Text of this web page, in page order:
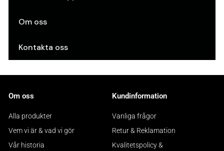
Om oss
Kontakta oss
Om oss
Alla produkter
Vem vi är & vad vi gör
Vår historia
Kundinformation
Vanliga frågor
Retur & Reklamation
Kvalitetspolicy &